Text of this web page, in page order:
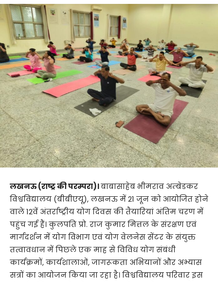
लखनऊ (राष्ट्र की परम्परा)।बाबासाहेब भीमराव अम्बेडकर
विश्वविद्यालय (बीबीएयू), लखनऊ में 21 जून को आयोजित होने
वाले 12वें अंतर्राष्ट्रीय योग दिवस की तैयारियां अंतिम चरण में
पहुंच गई हैं। कुलपति प्रो. राज कुमार मित्तल के संरक्षण एवं
मार्गदर्शन में योग विभाग एवं योग वेलनेस सेंटर के संयुक्त
तत्वावधान में पिछले एक माह से विविध योग संबंधी
कार्यक्रमों, कार्यशालाओं, जागरूकता अभियानों और अभ्यास
सत्रों का आयोजन किया जा रहा है। विश्वविद्यालय परिवार इस